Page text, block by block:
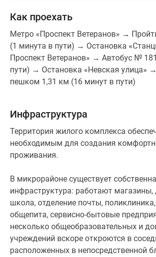
Как проехать
Метро «Проспект Ветеранов» →
(1 минута в пути) → Остановка
Проспект Ветеранов» → Автобус №
пути) → Остановка «Невская улица»
пешком 1,31 км (16 минут в пути)
Инфраструктура
Территория жилого комплекса
необходимым для создания
проживания.
В микрорайоне существует
инфраструктура: работают магазины,
школа, отделение почты,
общепита, сервисно-бытовые
несколько общеобразовательных и
учреждений вскоре откроются в
расположенных в непосредственной